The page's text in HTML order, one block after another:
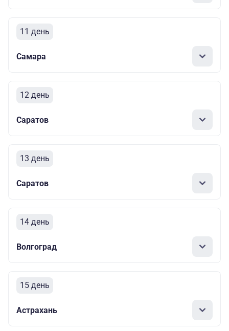
11 день
Самара
12 день
Саратов
13 день
Саратов
14 день
Волгоград
15 день
Астрахань